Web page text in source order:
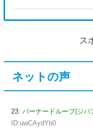
ス
ネットの声
23: バーナードループ(ジパ
ID:uwCAydYb0